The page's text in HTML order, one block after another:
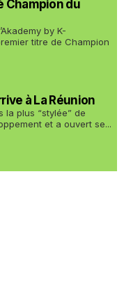
Champion du
by K-
titre de Champion
à La Réunion
la plus “stylée” de
et a ouvert se...